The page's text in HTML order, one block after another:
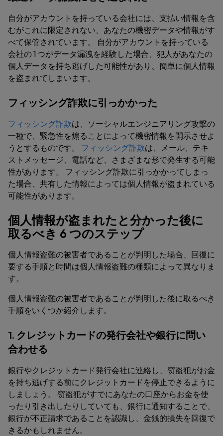
自分がアカウントを持っている会社には、支払い情報を含
むがこれに限定されない、あなたの機密データや情報がす
べて保管されています。 自分がアカウントを持っている
会社の 1 つがデータ漏洩を経験した場合、犯人があなたの
個人データを持ち逃げした可能性があり、簡単に個人情報
を盗まれてしまいます。
フィッシング詐欺に引っかかった
フィッシング詐欺は、ソーシャルエンジニアリング攻撃の
一種で、緊急性を煽ることによって機密情報を開示させよ
うとするものです。 フィッシング詐欺は、メール、テキ
ストメッセージ、電話など、さまざまな形で発生する可能
性があります。 フィッシング詐欺に引っかかってしまっ
た場合、共有した情報によっては個人情報が盗まれている
可能性があります。
個人情報が盗まれたと分かった後に
取るべき 6 つのステップ
個人情報盗難の被害者であることが判明した場合、回復に
要する手順と時間は個人情報盗難の種類によって異なりま
す。
個人情報盗難の被害者であることが判明した後に取るべき
手順をいくつか紹介します。
1. クレジットカードの発行会社や銀行に問い
合わせる
銀行やクレジットカード発行会社に連絡し、窃盗犯がお金
を持ち逃げする前にクレジットカードを停止できるように
しましょう。 窃盗犯がすでにあなたの口座からお金を使
ったり引き出したりしていても、銀行に通知することで、
銀行が不正請求であることを認識し、金銭的損失を回復で
きるかもしれません。